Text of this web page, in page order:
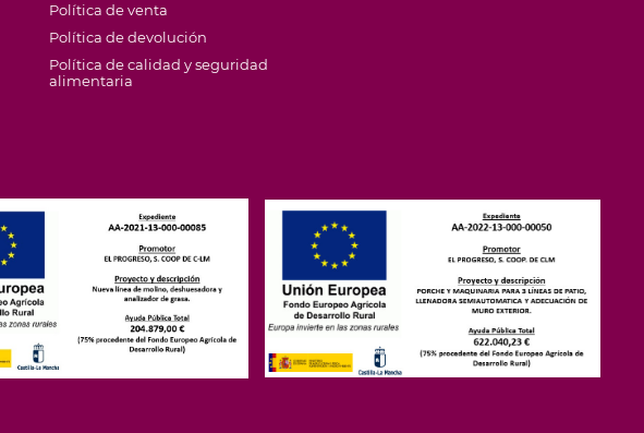
Política de venta
Política de devolución
Política de calidad y seguridad
alimentaria